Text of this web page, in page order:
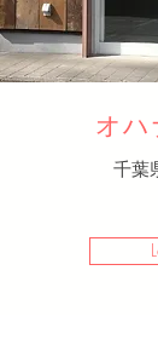
オハ
千葉